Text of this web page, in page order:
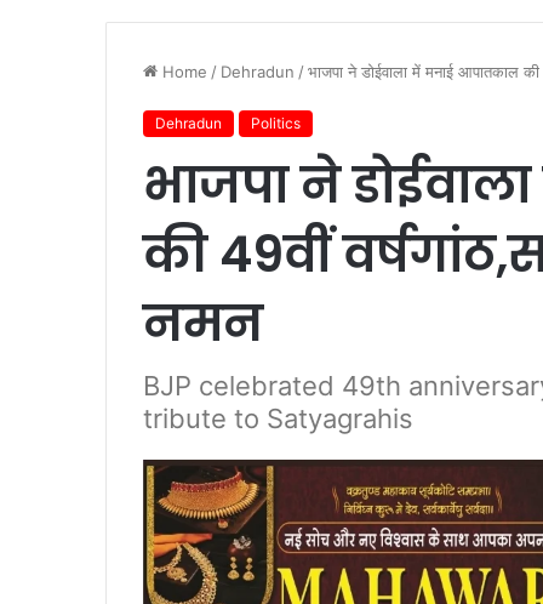
Home / Dehradun /भाजपा ने डोईवाला में मनाई आपातकाल की
Dehradun Politics
भाजपा ने
की 49वीं
नमन
BJP celebrated 49th
tribute to Satyagrahis